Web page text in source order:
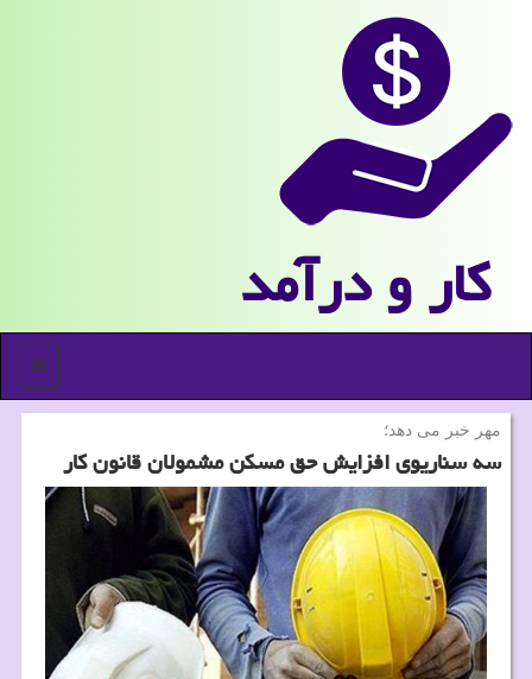
كار و درآمد
منو
مهر خبر می دهد؛
سه سناریوی افزایش حق مسكن مشمولان قانون كار